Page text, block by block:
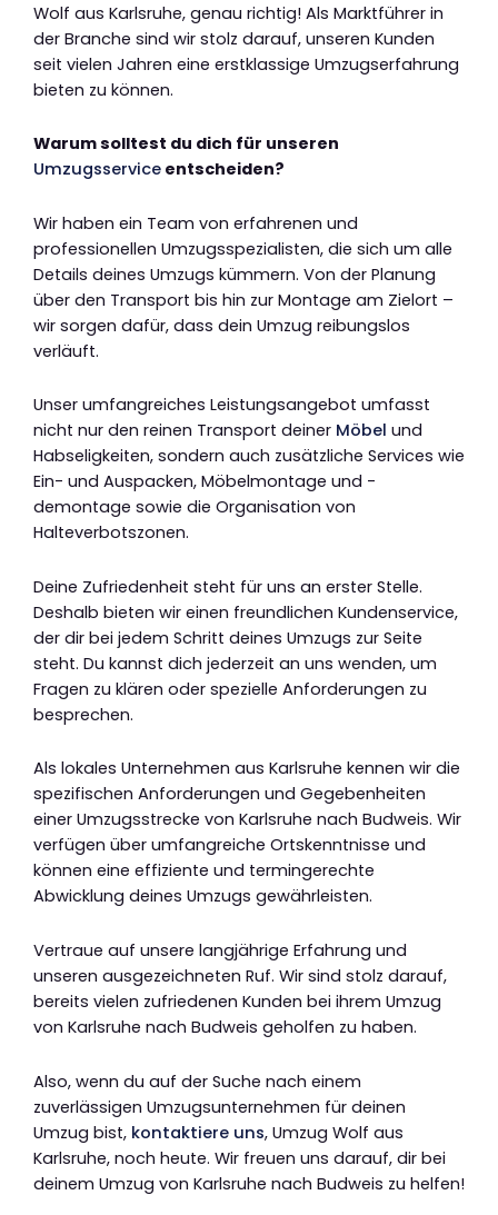
Wolf aus Karlsruhe, genau richtig! Als Marktführer in
der Branche sind wir stolz darauf, unseren Kunden
seit vielen Jahren eine erstklassige Umzugserfahrung
bieten zu können.
Warum solltest du dich für unseren
Umzugsservice entscheiden?
Wir haben ein Team von erfahrenen und
professionellen Umzugsspezialisten, die sich um alle
Details deines Umzugs kümmern. Von der Planung
über den Transport bis hin zur Montage am Zielort –
wir sorgen dafür, dass dein Umzug reibungslos
verläuft.
Unser umfangreiches Leistungsangebot umfasst
nicht nur den reinen Transport deiner Möbel und
Habseligkeiten, sondern auch zusätzliche Services wie
Ein- und Auspacken, Möbelmontage und -
demontage sowie die Organisation von
Halteverbotszonen.
Deine Zufriedenheit steht für uns an erster Stelle.
Deshalb bieten wir einen freundlichen Kundenservice,
der dir bei jedem Schritt deines Umzugs zur Seite
steht. Du kannst dich jederzeit an uns wenden, um
Fragen zu klären oder spezielle Anforderungen zu
besprechen.
Als lokales Unternehmen aus Karlsruhe kennen wir die
spezifischen Anforderungen und Gegebenheiten
einer Umzugsstrecke von Karlsruhe nach Budweis. Wir
verfügen über umfangreiche Ortskenntnisse und
können eine effiziente und termingerechte
Abwicklung deines Umzugs gewährleisten.
Vertraue auf unsere langjährige Erfahrung und
unseren ausgezeichneten Ruf. Wir sind stolz darauf,
bereits vielen zufriedenen Kunden bei ihrem Umzug
von Karlsruhe nach Budweis geholfen zu haben.
Also, wenn du auf der Suche nach einem
zuverlässigen Umzugsunternehmen für deinen
Umzug bist, kontaktiere uns, Umzug Wolf aus
Karlsruhe, noch heute. Wir freuen uns darauf, dir bei
deinem Umzug von Karlsruhe nach Budweis zu helfen!